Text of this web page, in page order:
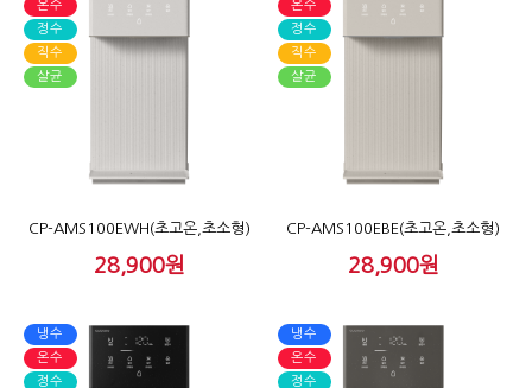
CP-AMS100EWH(초고온,초소형)
28,900원
온수
정수
직수
살균
CP-AMS100EBE(초고온,초소형)
28,900원
온수
정수
직수
살균
냉수
온수
정수
냉수
온수
정수